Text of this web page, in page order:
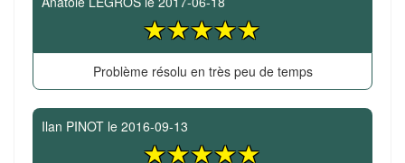
Problème résolu en très peu de temps
Ilan PINOT le 2016-09-13